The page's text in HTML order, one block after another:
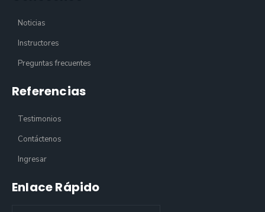
Noticias
Instructores
Preguntas frecuentes
Referencias
Testimonios
Contáctenos
Ingresar
Enlace Rápido